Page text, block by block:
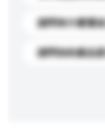
請問有什麼運
請問你的產品